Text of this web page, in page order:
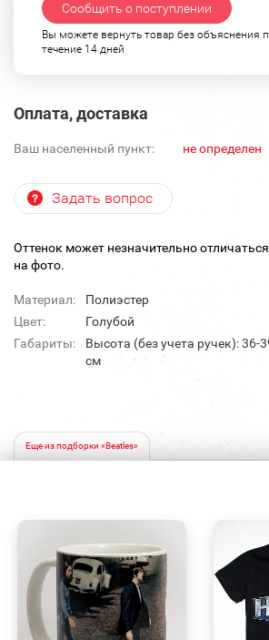
Сообщить о поступлении
Вы можете вернуть товар без объяснения
течение 14 дней
Оплата, доставка
Ваш населенный пункт: не определен
Задать вопрос
Оттенок может незначительно
на фото.
Материал:
Полиэстер
Цвет:
Голубой
Габариты:
Высота (без учета ручек):
см
Еще из подборки «Beatles»